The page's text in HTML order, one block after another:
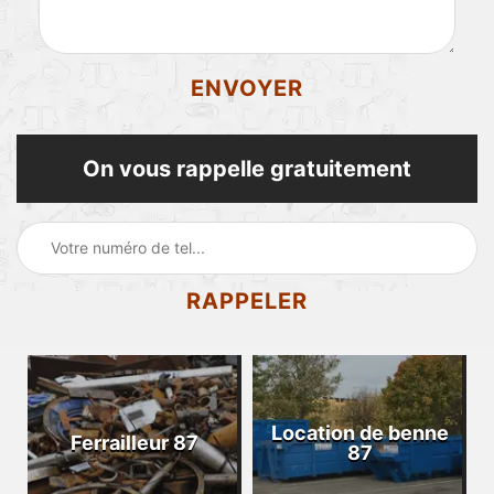
On vous rappelle gratuitement
Ferrailleur 87
Location de benne
87